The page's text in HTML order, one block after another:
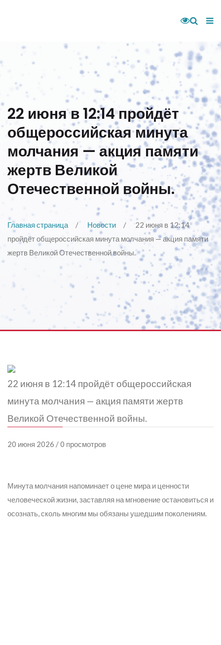
22 июня в 12:14 пройдёт
общероссийская минута
молчания — акция памяти
жертв Великой
Отечественной войны.
Главная страница Новости
22 июня в 12:14
пройдёт общероссийская минута молчания — акция памяти
жертв Великой Отечественной войны.
22 июня в 12:14 пройдёт общероссийская
минута молчания — акция памяти жертв
Великой Отечественной войны.
20 июня 2026 / 0 просмотров
Минута молчания напоминает о цене мира и ценности
человеческой жизни, заставляя на мгновение остановиться и
осознать, сколь многим мы обязаны ушедшим поколениям.